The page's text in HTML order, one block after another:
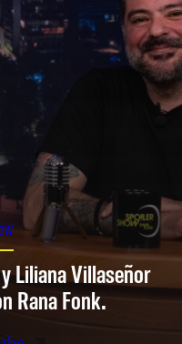
Liliana Villaseñor
Rana Fonk.